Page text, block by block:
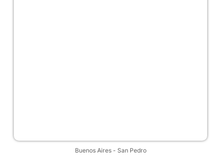
Buenos Aires- San Pedro